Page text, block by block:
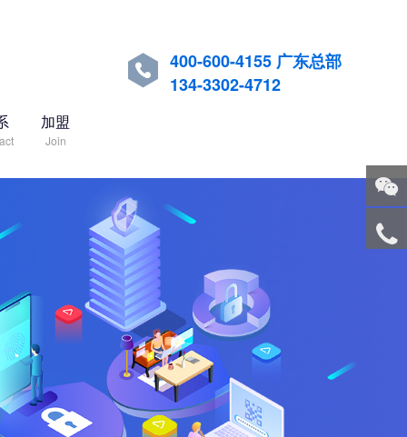

400-600-4155 广东总部
134-3302-4712
加盟
Join
微信